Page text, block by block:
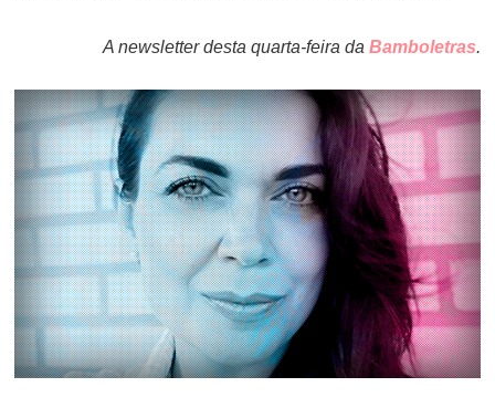
A newsletter desta quarta-feira da Bamboletras.